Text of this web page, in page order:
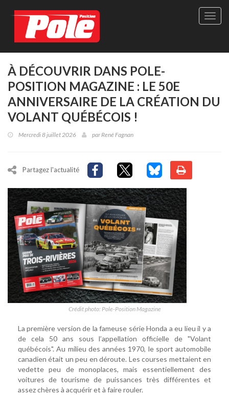
Site
seul
À DÉCOUVRIR DANS POLE-
POSITION MAGAZINE : LE 50E
ANNIVERSAIRE DE LA CRÉATION DU
VOLANT QUÉBÉCOIS !
Mercredi 8 juillet 2026 parRené Fagnan
Partagez l'actualité
Crédit photo: Pole-Position Magazine
La première version de la fameuse série Honda a eu lieu il y a
de cela 50 ans sous l’appellation officielle de "Volant
québécois". Au milieu des années 1970, le sport automobile
canadien était un peu en déroute. Les courses mettaient en
vedette peu de monoplaces, mais essentiellement des
voitures de tourisme de puissances très différentes et
assez chères à acquérir et à faire rouler.